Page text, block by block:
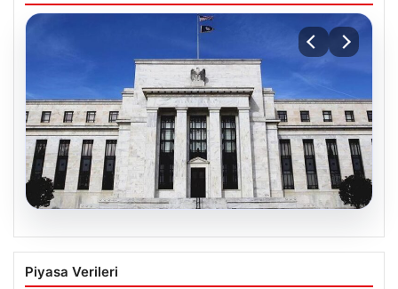
ABD Merkez Bankası Faiz Oranlarını
Sabit Tuttu
Piyasa Verileri